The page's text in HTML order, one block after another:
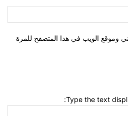
وموقع الويب في هذا المتصفح للمرة
Type the text